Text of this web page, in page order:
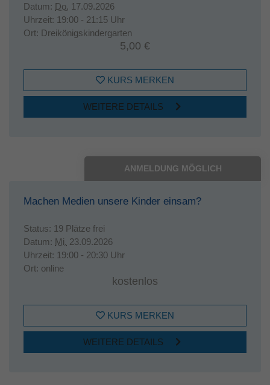
Datum: Do. 17.09.2026
Uhrzeit: 19:00 - 21:15 Uhr
Ort: Dreikönigskindergarten
5,00 €
KURS MERKEN
WEITERE DETAILS
ANMELDUNG MÖGLICH
Machen Medien unsere Kinder einsam?
Status: 19 Plätze frei
Datum: Mi. 23.09.2026
Uhrzeit: 19:00 - 20:30 Uhr
Ort: online
kostenlos
KURS MERKEN
WEITERE DETAILS